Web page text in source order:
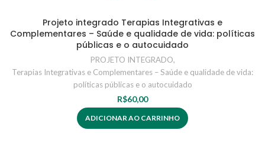
Projeto integrado Terapias Integrativas e
Complementares – Saúde e qualidade de vida: políticas
públicas e o autocuidado
PROJETO INTEGRADO,
Terapias Integrativas e Complementares – Saúde e qualidade de vida:
políticas públicas e o autocuidado
R$60,00
ADICIONAR AO CARRINHO